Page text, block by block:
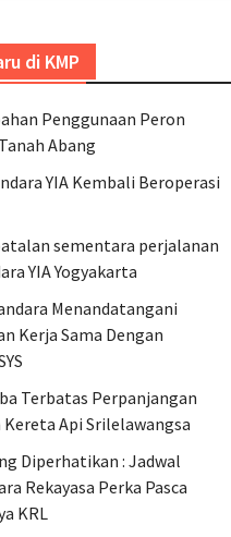
di KMP
Penggunaan Peron
Abang
YIA Kembali Beroperasi
sementara perjalanan
YIA Yogyakarta
Menandatangani
Kerja Sama Dengan
Terbatas Perpanjangan
Kereta Api Srilelawangsa
Diperhatikan : Jadwal
Rekayasa Perka Pasca
KRL